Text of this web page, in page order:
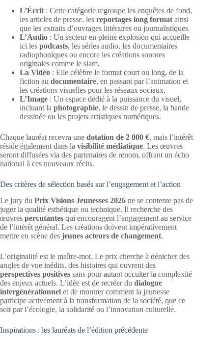
L’Écrit : Cette catégorie regroupe les enquêtes de fond,
les articles de presse, les reportages long format ainsi
que les extraits d’ouvrages littéraires ou journalistiques.
L’Audio : Un secteur en pleine explosion qui accueille
ici les podcasts, les séries audio, les documentaires
radiophoniques ou encore les créations sonores
originales comme le slam.
La Vidéo : Elle célèbre le format court ou long, de la
fiction au documentaire, en passant par l’animation et
les créations visuelles pour les réseaux sociaux.
L’Image : Un espace dédié à la puissance du visuel,
incluant la photographie, le dessin de presse, la bande
dessinée ou les projets artistiques numériques.
Chaque lauréat recevra une dotation de 2 000 €, mais l’intérêt
réside également dans la visibilité médiatique. Les œuvres
seront diffusées via des partenaires de renom, offrant un écho
national à ces nouveaux récits.
Des critères de sélection basés sur l’engagement et l’action
Le jury du Prix Visions Jeunesses 2026 ne se contente pas de
juger la qualité esthétique ou technique. Il recherche des
œuvres percutantes qui encouragent l’engagement au service
de l’intérêt général. Les créations doivent impérativement
mettre en scène des jeunes acteurs de changement.
L’originalité est le maître-mot. Le prix cherche à dénicher des
angles de vue inédits, des histoires qui ouvrent des
perspectives positives sans pour autant occulter la complexité
des enjeux actuels. L’idée est de recréer du dialogue
intergénérationnel et de montrer comment la jeunesse
participe activement à la transformation de la société, que ce
soit par l’écologie, la solidarité ou l’innovation culturelle.
Inspirations : les lauréats de l’édition précédente